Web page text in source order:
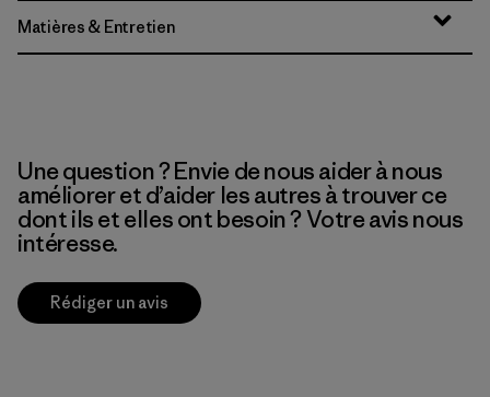
Matières & Entretien
Une question ? Envie de nous aider à nous
améliorer et d’aider les autres à trouver ce
dont ils et elles ont besoin ? Votre avis nous
intéresse.
Rédiger un avis